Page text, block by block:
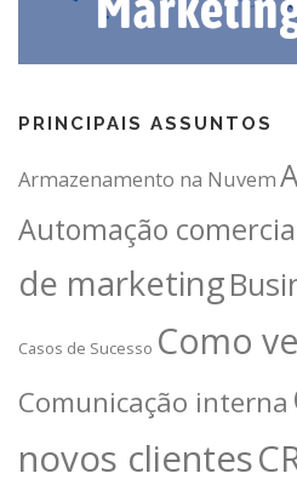
PRINCIPAIS ASSUNTOS
Armazenamento na Nuvem
Automação
de marketing
Casos de Sucesso Como
Comunicação interna
novos clientes